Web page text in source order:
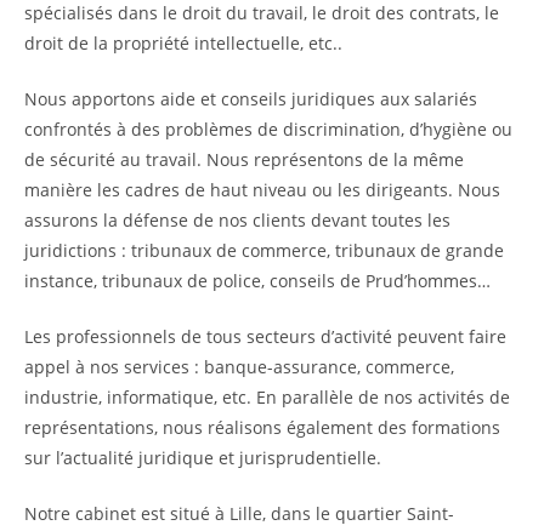
spécialisés dans le droit du travail, le droit des contrats, le
droit de la propriété intellectuelle, etc..
Nous apportons aide et conseils juridiques aux salariés
confrontés à des problèmes de discrimination, d’hygiène ou
de sécurité au travail. Nous représentons de la même
manière les cadres de haut niveau ou les dirigeants. Nous
assurons la défense de nos clients devant toutes les
juridictions : tribunaux de commerce, tribunaux de grande
instance, tribunaux de police, conseils de Prud’hommes…
Les professionnels de tous secteurs d’activité peuvent faire
appel à nos services : banque-assurance, commerce,
industrie, informatique, etc. En parallèle de nos activités de
représentations, nous réalisons également des formations
sur l’actualité juridique et jurisprudentielle.
Notre cabinet est situé à Lille, dans le quartier Saint-